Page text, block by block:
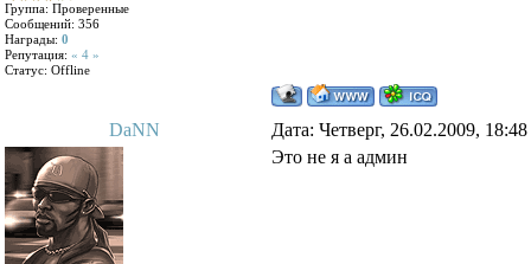
Группа: Проверенные
Сообщений: 356
Награды: 0
Репутация: « 4 »
Статус: Offline
DaNN Дата: Четверг, 26.02.2009,
Это не я а админ